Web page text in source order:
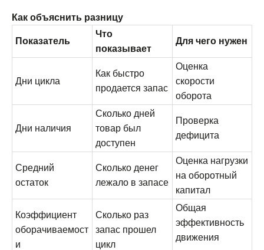
Как объяснить разницу
Показатель
Что
показывает
Для чего нужен
Дни цикла
Как быстро
продается запас
Оценка
скорости
оборота
Дни наличия
Сколько дней
товар был
доступен
Проверка
дефицита
Средний
остаток
Сколько денег
лежало в запасе
Оценка нагрузки
на оборотный
капитал
Коэффициент
оборачиваемост
и
Сколько раз
запас прошел
цикл
Общая
эффективность
движения